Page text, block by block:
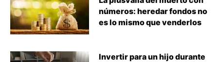
números: heredar fondos no
es lo mismo que venderlos
Invertir para un hijo durante